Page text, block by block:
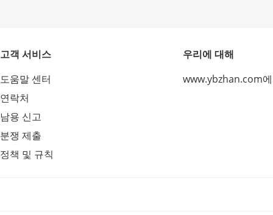
고객 서비스
도움말 센터
연락처
남용 신고
분쟁 제출
정책 및 규칙
우리에 대해
www.ybzhan.com